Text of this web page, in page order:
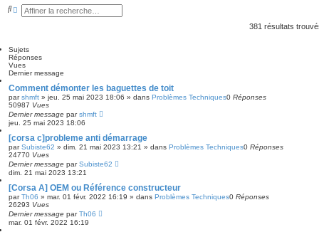
R
r
c
h
e
r
R
r
c
h
e
a
v
a
n
c
é
e
381 résultats
Sujets
Réponses
Vues
Dernier message
Comment démonter les baguettes de toit
parshmft » jeu. 25 mai 2023 18:06 » dans Problèmes Techniques0 Réponses
50987 Vues
Dernier message parshmft
jeu. 25 mai 2023 18:06
[corsa c]probleme anti démarrage
parSubiste62 » dim. 21 mai 2023 13:21 » dans Problèmes Techniques0 Réponses
24770 Vues
Dernier message parSubiste62
dim. 21 mai 2023 13:21
[Corsa A] OEM ou Référence constructeur
parTh06 » mar. 01 févr. 2022 16:19 » dans Problèmes Techniques0 Réponses
26293 Vues
Dernier message parTh06
mar. 01 févr. 2022 16:19